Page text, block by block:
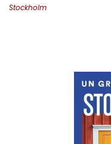
Stockholm